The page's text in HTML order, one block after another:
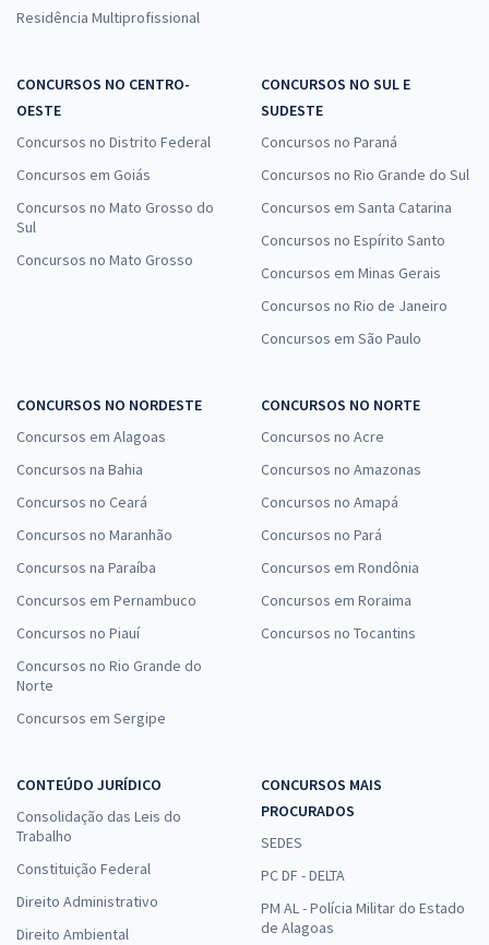
Residência Multiprofissional
CONCURSOS NO CENTRO-
OESTE
Concursos no Distrito Federal
Concursos em Goiás
Concursos no Mato Grosso do
Sul
Concursos no Mato Grosso
CONCURSOS NO SUL E
SUDESTE
Concursos no Paraná
Concursos no Rio Grande do Sul
Concursos em Santa Catarina
Concursos no Espírito Santo
Concursos em Minas Gerais
Concursos no Rio de Janeiro
Concursos em São Paulo
CONCURSOS NO NORDESTE
Concursos em Alagoas
Concursos na Bahia
Concursos no Ceará
Concursos no Maranhão
Concursos na Paraíba
Concursos em Pernambuco
Concursos no Piauí
Concursos no Rio Grande do
Norte
Concursos em Sergipe
CONCURSOS NO NORTE
Concursos no Acre
Concursos no Amazonas
Concursos no Amapá
Concursos no Pará
Concursos em Rondônia
Concursos em Roraima
Concursos no Tocantins
CONTEÚDO JURÍDICO
Consolidação das Leis do
Trabalho
Constituição Federal
Direito Administrativo
Direito Ambiental
CONCURSOS MAIS
PROCURADOS
SEDES
PC DF - DELTA
PM AL - Polícia Militar do Estado
de Alagoas